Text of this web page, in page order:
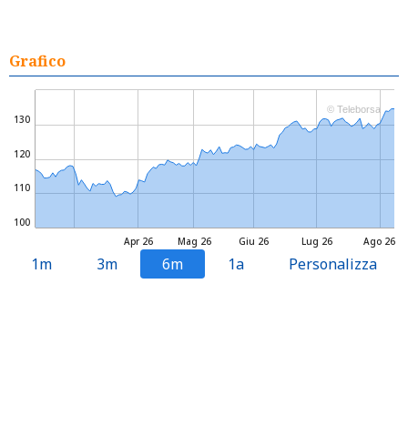
Grafico
Mag 26 Lug 26
Apr 26 Giu 26 Ago 26
100
110
120
130
© Teleborsa
1m 3m 6m 1a Personalizza